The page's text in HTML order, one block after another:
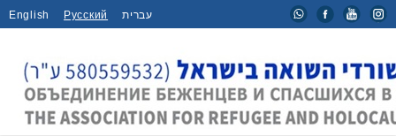
English Русский עברית
Главная / Мероприятия /